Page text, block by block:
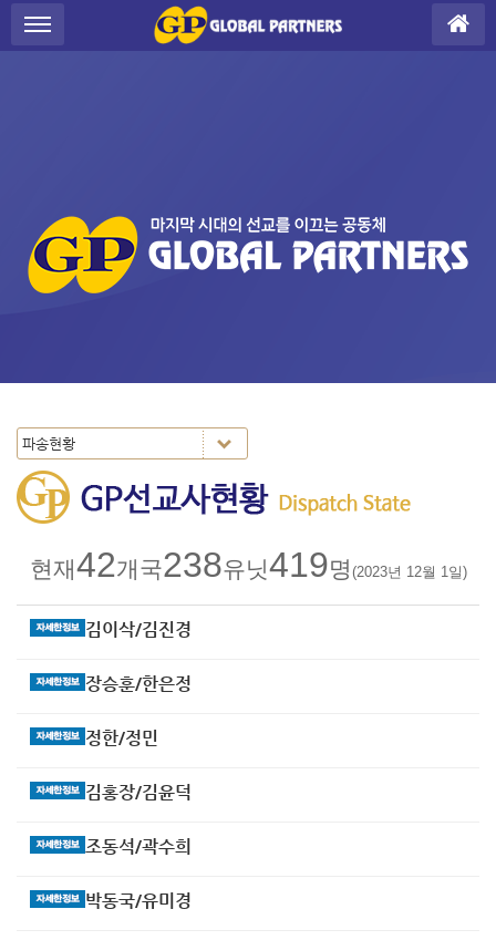
현재42개국238유닛419명 (2023년 12월 1일)
김이삭/김진경
장승훈/한은정
정한/정민
김홍장/김윤덕
조동석/곽수희
박동국/유미경